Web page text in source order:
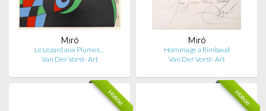
Miró
Le Lézard aux Plumes…
Van Der Vorst- Art
Miró
Hommage a Rimbaud
Van Der Vorst- Art
Новое Новое